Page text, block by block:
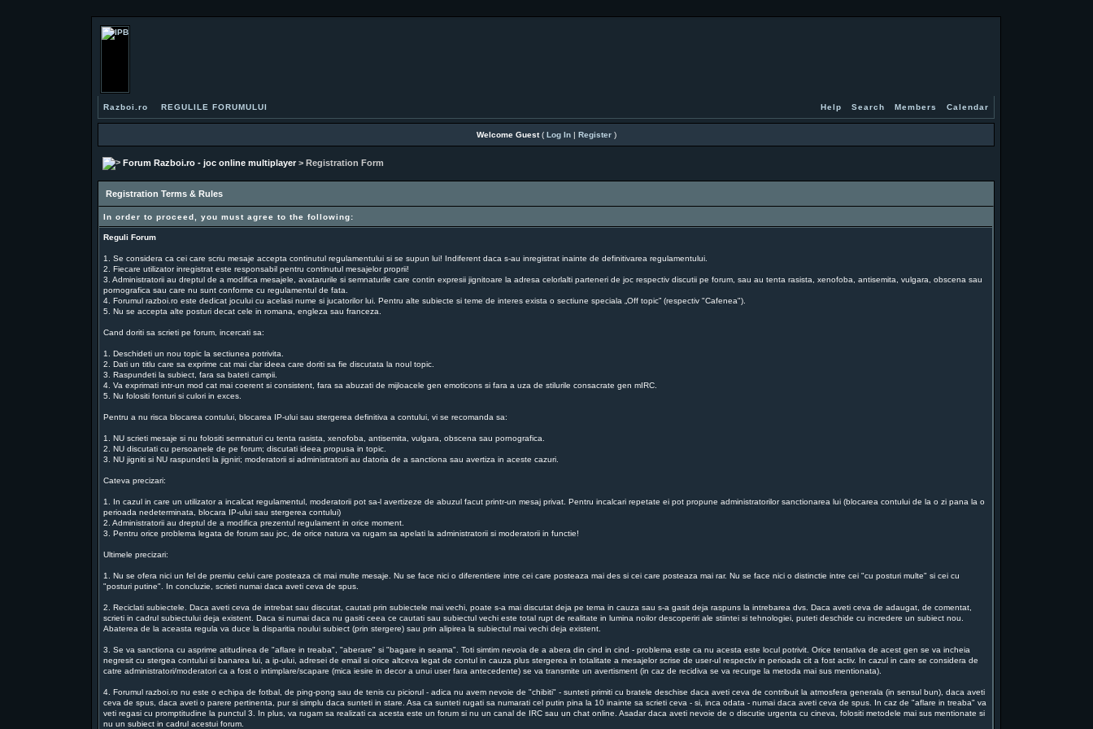
Razboi.ro REGULILE FORUMULUI Help Search Members Calendar
Welcome Guest( Log In| Register)
Forum Razboi.ro - joc online multiplayer > Registration Form
Registration Terms & Rules
In order to proceed, you must agree to the following:
Reguli Forum
1. Se considera ca cei care scriu mesaje accepta continutul regulamentului si se supun lui! Indiferent daca s-au inregistrat inainte de definitivarea regulamentului.
2. Fiecare utilizator inregistrat este responsabil pentru continutul mesajelor proprii!
3. Administratorii au dreptul de a modifica mesajele, avatarurile si semnaturile care contin expresii jignitoare la adresa celorlalti parteneri de joc respectiv discutii pe forum, sau au tenta rasista, xenofoba, antisemita, vulgara, obscena sau
pornografica sau care nu sunt conforme cu regulamentul de fata.
4. Forumul razboi.ro este dedicat jocului cu acelasi nume si jucatorilor lui. Pentru alte subiecte si teme de interes exista o sectiune speciala „Off topic” (respectiv "Cafenea").
5. Nu se accepta alte posturi decat cele in romana, engleza sau franceza.
Cand doriti sa scrieti pe forum, incercati sa:
1. Deschideti un nou topic la sectiunea potrivita.
2. Dati un titlu care sa exprime cat mai clar ideea care doriti sa fie discutata la noul topic.
3. Raspundeti la subiect, fara sa bateti campii.
4. Va exprimati intr-un mod cat mai coerent si consistent, fara sa abuzati de mijloacele gen emoticons si fara a uza de stilurile consacrate gen mIRC.
5. Nu folositi fonturi si culori in exces.
Pentru a nu risca blocarea contului, blocarea IP-ului sau stergerea definitiva a contului, vi se recomanda sa:
1. NU scrieti mesaje si nu folositi semnaturi cu tenta rasista, xenofoba, antisemita, vulgara, obscena sau pornografica.
2. NU discutati cu persoanele de pe forum; discutati ideea propusa in topic.
3. NU jigniti si NU raspundeti la jigniri; moderatorii si administratorii au datoria de a sanctiona sau avertiza in aceste cazuri.
Cateva precizari:
1. In cazul in care un utilizator a incalcat regulamentul, moderatorii pot sa-l avertizeze de abuzul facut printr-un mesaj privat. Pentru incalcari repetate ei pot propune administratorilor sanctionarea lui (blocarea contului de la o zi pana la o
perioada nedeterminata, blocara IP-ului sau stergerea contului)
2. Administratorii au dreptul de a modifica prezentul regulament in orice moment.
3. Pentru orice problema legata de forum sau joc, de orice natura va rugam sa apelati la administratorii si moderatorii in functie!
Ultimele precizari:
1. Nu se ofera nici un fel de premiu celui care posteaza cit mai multe mesaje. Nu se face nici o diferentiere intre cei care posteaza mai des si cei care posteaza mai rar. Nu se face nici o distinctie intre cei "cu posturi multe" si cei cu
"posturi putine". In concluzie, scrieti numai daca aveti ceva de spus.
2. Reciclati subiectele. Daca aveti ceva de intrebat sau discutat, cautati prin subiectele mai vechi, poate s-a mai discutat deja pe tema in cauza sau s-a gasit deja raspuns la intrebarea dvs. Daca aveti ceva de adaugat, de comentat,
scrieti in cadrul subiectului deja existent. Daca si numai daca nu gasiti ceea ce cautati sau subiectul vechi este total rupt de realitate in lumina noilor descoperiri ale stiintei si tehnologiei, puteti deschide cu incredere un subiect nou.
Abaterea de la aceasta regula va duce la disparitia noului subiect (prin stergere) sau prin alipirea la subiectul mai vechi deja existent.
3. Se va sanctiona cu asprime atitudinea de "aflare in treaba", "aberare" si "bagare in seama". Toti simtim nevoia de a abera din cind in cind - problema este ca nu acesta este locul potrivit. Orice tentativa de acest gen se va incheia
negresit cu stergea contului si banarea lui, a ip-ului, adresei de email si orice altceva legat de contul in cauza plus stergerea in totalitate a mesajelor scrise de user-ul respectiv in perioada cit a fost activ. In cazul in care se considera de
catre administratori/moderatori ca a fost o intimplare/scapare (mica iesire in decor a unui user fara antecedente) se va transmite un avertisment (in caz de recidiva se va recurge la metoda mai sus mentionata).
4. Forumul razboi.ro nu este o echipa de fotbal, de ping-pong sau de tenis cu piciorul - adica nu avem nevoie de "chibiti" - sunteti primiti cu bratele deschise daca aveti ceva de contribuit la atmosfera generala (in sensul bun), daca aveti
ceva de spus, daca aveti o parere pertinenta, pur si simplu daca sunteti in stare. Asa ca sunteti rugati sa numarati cel putin pina la 10 inainte sa scrieti ceva - si, inca odata - numai daca aveti ceva de spus. In caz de "aflare in treaba" va
veti regasi cu promptitudine la punctul 3. In plus, va rugam sa realizati ca acesta este un forum si nu un canal de IRC sau un chat online. Asadar daca aveti nevoie de o discutie urgenta cu cineva, folositi metodele mai sus mentionate si
nu un subiect in cadrul acestui forum.